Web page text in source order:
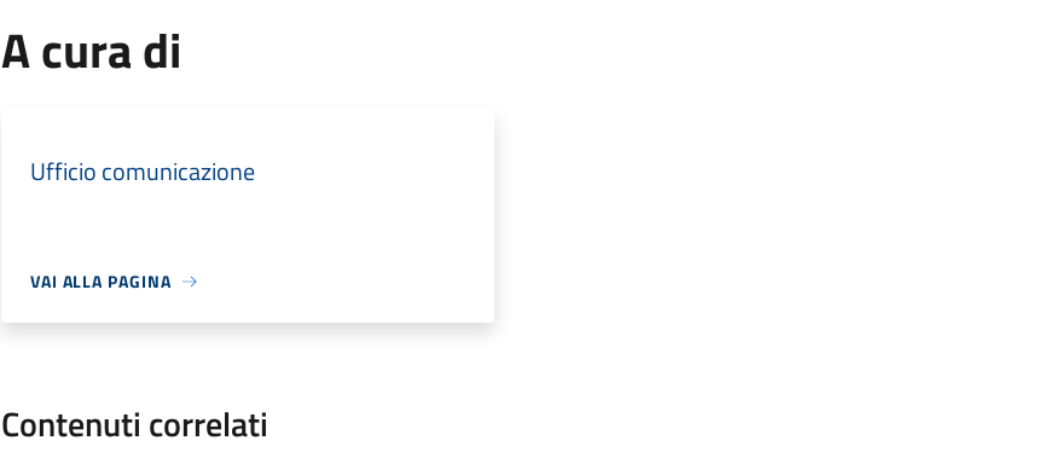
A cura di
Ufficio comunicazione
VAI ALLA PAGINA
Contenuti correlati